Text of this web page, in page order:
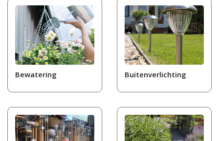
Bewatering Buitenverlichting